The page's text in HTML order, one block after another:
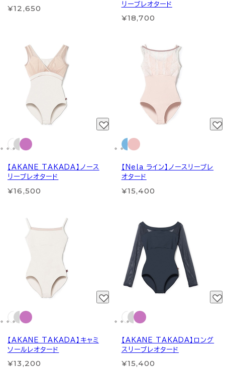
¥12,650
リーブレオタード
¥18,700
【AKANE TAKADA】ノース
リーブレオタード
¥16,500
【Nela ライン】ノースリーブレ
オタード
¥15,400
【AKANE TAKADA】キャミ
ソールレオタード
¥13,200
【AKANE TAKADA】ロング
スリーブレオタード
¥15,400